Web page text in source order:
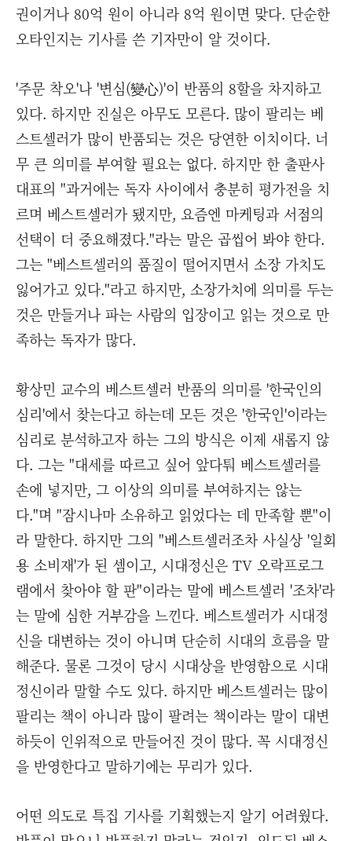
권이거나 80억 원이 아니라 8억 원이면 맞다. 단순한
오타인지는 기사를 쓴 기자만이 알 것이다.
'주문 착오'나 '변심(變心)'이 반품의 8할을 차지하고
있다. 하지만 진실은 아무도 모른다. 많이 팔리는 베
스트셀러가 많이 반품되는 것은 당연한 이치이다. 너
무 큰 의미를 부여할 필요는 없다. 하지만 한 출판사
대표의 "과거에는 독자 사이에서 충분히 평가전을 치
르며 베스트셀러가 됐지만, 요즘엔 마케팅과 서점의
선택이 더 중요해졌다."라는 말은 곱씹어 봐야 한다.
그는 "베스트셀러의 품질이 떨어지면서 소장 가치도
잃어가고 있다."라고 하지만, 소장가치에 의미를 두는
것은 만들거나 파는 사람의 입장이고 읽는 것으로 만
족하는 독자가 많다.
황상민 교수의 베스트셀러 반품의 의미를 '한국인의
심리'에서 찾는다고 하는데 모든 것은 '한국인'이라는
심리로 분석하고자 하는 그의 방식은 이제 새롭지 않
다. 그는 "대세를 따르고 싶어 앞다퉈 베스트셀러를
손에 넣지만, 그 이상의 의미를 부여하지는 않는
다."며 "잠시나마 소유하고 읽었다는 데 만족할 뿐"이
라 말한다. 하지만 그의 "베스트셀러조차 사실상 '일회
용 소비재'가 된 셈이고, 시대정신은 TV 오락프로그
램에서 찾아야 할 판"이라는 말에 베스트셀러 '조차'라
는 말에 심한 거부감을 느낀다. 베스트셀러가 시대정
신을 대변하는 것이 아니며 단순히 시대의 흐름을 말
해준다. 물론 그것이 당시 시대상을 반영함으로 시대
정신이라 말할 수도 있다. 하지만 베스트셀러는 많이
팔리는 책이 아니라 많이 팔려는 책이라는 말이 대변
하듯이 인위적으로 만들어진 것이 많다. 꼭 시대정신
을 반영한다고 말하기에는 무리가 있다.
어떤 의도로 특집 기사를 기획했는지 알기 어려웠다.